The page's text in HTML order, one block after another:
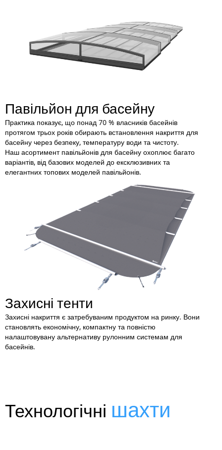
Павільйон для басейну
Практика показує, що понад 70 % власників басейнів
протягом трьох років обирають встановлення накриття для
басейну через безпеку, температуру води та чистоту.
Наш асортимент павільйонів для басейну охоплює багато
варіантів, від базових моделей до ексклюзивних та
елегантних топових моделей павільйонів.
Захисні тенти
Захисні накриття є затребуваним продуктом на ринку. Вони
становлять економічну, компактну та повністю
налаштовувану альтернативу рулонним системам для
басейнів.
Технологічні шахти